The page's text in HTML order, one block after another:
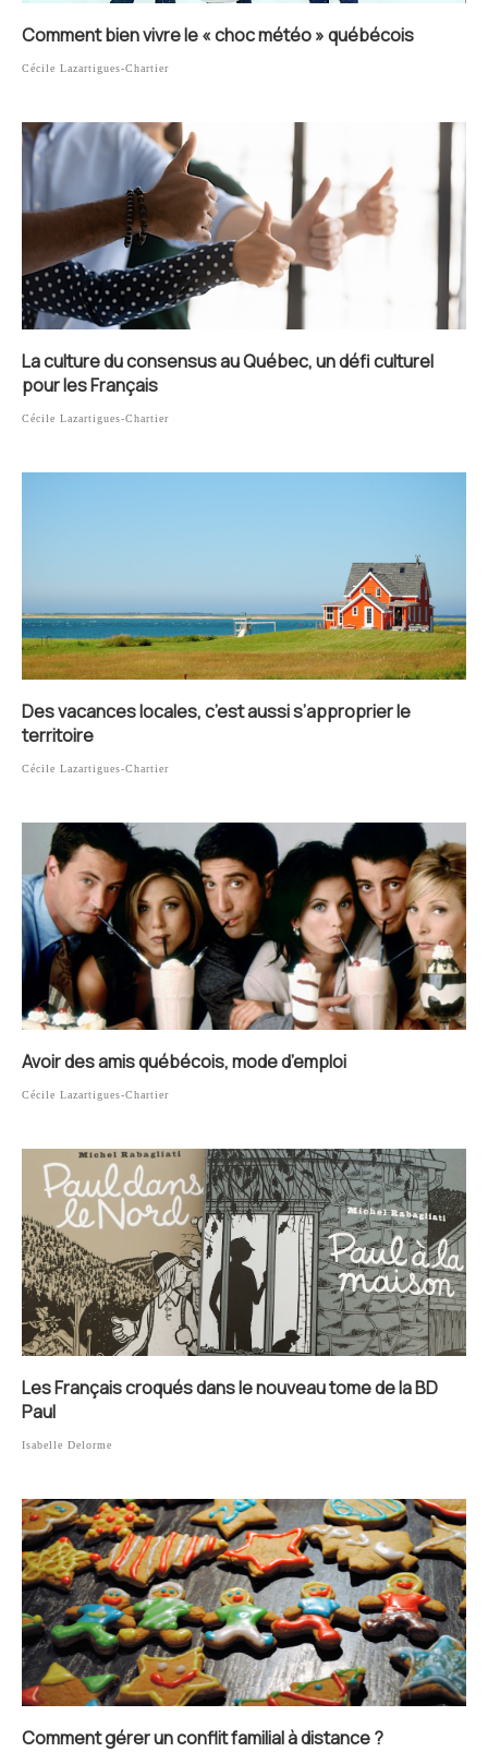
Comment bien vivre le « choc météo » québécois
Cécile Lazartigues-Chartier
La culture du consensus au Québec, un défi culturel
pour les Français
Cécile Lazartigues-Chartier
Des vacances locales, c’est aussi s’approprier le
territoire
Cécile Lazartigues-Chartier
Avoir des amis québécois, mode d’emploi
Cécile Lazartigues-Chartier
Les Français croqués dans le nouveau tome de la BD
Paul
Isabelle Delorme
Comment gérer un conflit familial à distance ?